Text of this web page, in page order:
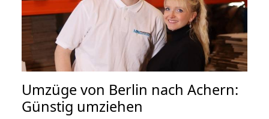
Umzüge von Berlin nach Achern:
Günstig umziehen